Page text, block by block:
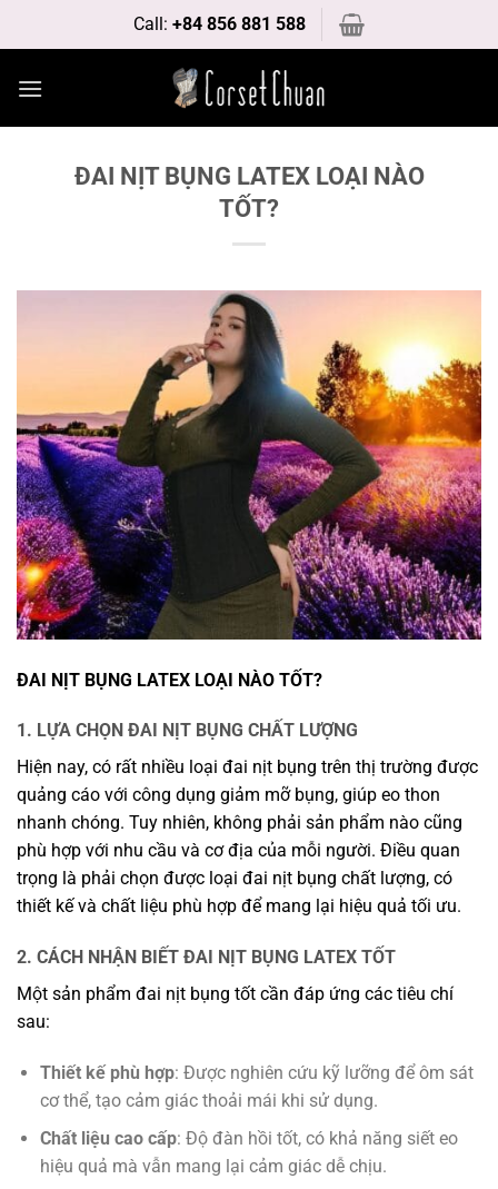
dung
Call: +84 856 881 588
ĐAI NỊT BỤNG LATEX LOẠI NÀO
TỐT?
ĐAI NỊT BỤNG LATEX LOẠI NÀO TỐT?
1. LỰA CHỌN ĐAI NỊT BỤNG CHẤT LƯỢNG
Hiện nay, có rất nhiều loại đai nịt bụng trên thị trường được
quảng cáo với công dụng giảm mỡ bụng, giúp eo thon
nhanh chóng. Tuy nhiên, không phải sản phẩm nào cũng
phù hợp với nhu cầu và cơ địa của mỗi người. Điều quan
trọng là phải chọn được loại đai nịt bụng chất lượng, có
thiết kế và chất liệu phù hợp để mang lại hiệu quả tối ưu.
2. CÁCH NHẬN BIẾT ĐAI NỊT BỤNG LATEX TỐT
Một sản phẩm đai nịt bụng tốt cần đáp ứng các tiêu chí
sau:
Thiết kế phù hợp: Được nghiên cứu kỹ lưỡng để ôm sát
cơ thể, tạo cảm giác thoải mái khi sử dụng.
Chất liệu cao cấp: Độ đàn hồi tốt, có khả năng siết eo
hiệu quả mà vẫn mang lại cảm giác dễ chịu.